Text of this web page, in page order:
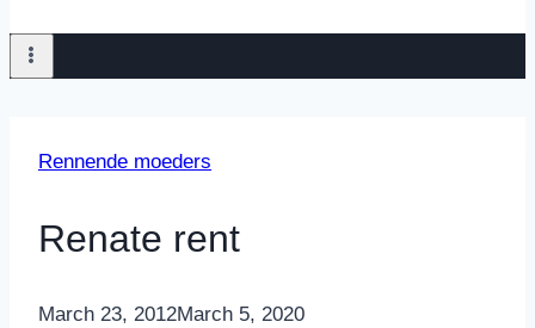
Rennende moeders
Renate rent
ByNicole
March 23, 2012March 5, 2020